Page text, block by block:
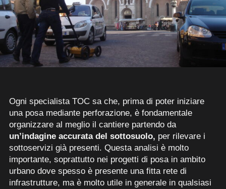
Ogni specialista TOC sa che, prima di poter iniziare
una posa mediante perforazione, è fondamentale
organizzare al meglio il cantiere partendo da
un’indagine accurata del sottosuolo, per rilevare i
sottoservizi già presenti. Questa analisi è molto
importante, soprattutto nei progetti di posa in ambito
urbano dove spesso è presente una fitta rete di
infrastrutture, ma è molto utile in generale in qualsiasi